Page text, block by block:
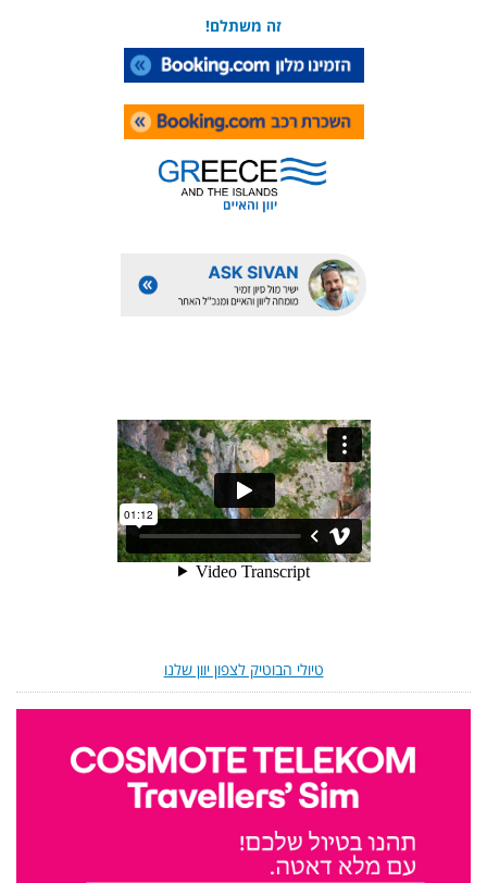
זה משתלם!
טיולי הבוטיק לצפון יוון שלנו